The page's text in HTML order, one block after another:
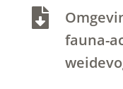

fauna-